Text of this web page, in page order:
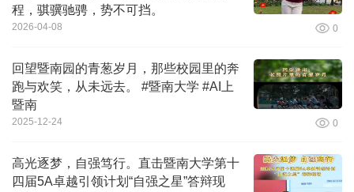
程，骐骥驰骋，势不可挡。
2026-04-08 0
回望暨南园的青葱岁月，那些校园里的奔
跑与欢笑，从未远去。 #暨南大学 #AI上
暨南
2025-12-24 0
高光逐梦，自强笃行。直击暨南大学第十
四届5A卓越引领计划“自强之星”答辩现